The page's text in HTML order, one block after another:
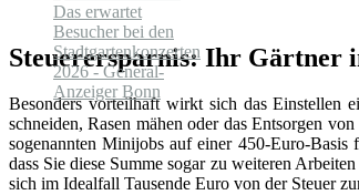
Steuerersparnis: Ihr Gärtner
Besonders vorteilhaft wirkt sich das Einstellen
schneiden, Rasen mähen oder das Entsorgen
sogenannten Minijobs auf einer 450-Euro-Basis
dass Sie diese Summe sogar zu weiteren
sich im Idealfall Tausende Euro von der Steuer